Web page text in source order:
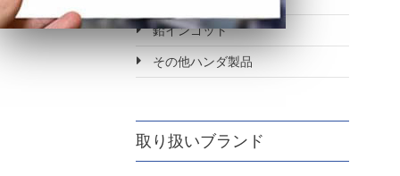
鉛インゴット
その他ハンダ製品
取り扱いブランド